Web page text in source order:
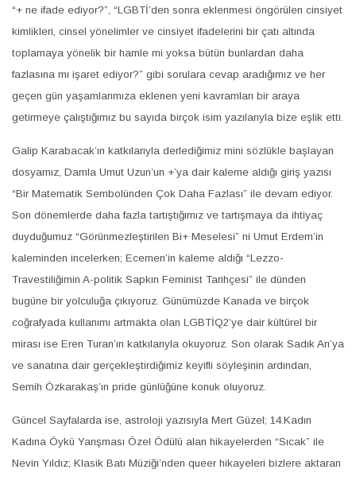
“+ ne ifade ediyor?”, “LGBTİ’den sonra eklenmesi öngörülen cinsiyet
kimlikleri, cinsel yönelimler ve cinsiyet ifadelerini bir çatı altında
toplamaya yönelik bir hamle mi yoksa bütün bunlardan daha
fazlasına mı işaret ediyor?” gibi sorulara cevap aradığımız ve her
geçen gün yaşamlarımıza eklenen yeni kavramları bir araya
getirmeye çalıştığımız bu sayıda birçok isim yazılarıyla bize eşlik etti.
Galip Karabacak’ın katkılarıyla derlediğimiz mini sözlükle başlayan
dosyamız, Damla Umut Uzun’un +’ya dair kaleme aldığı giriş yazısı
“Bir Matematik Sembolünden Çok Daha Fazlası” ile devam ediyor.
Son dönemlerde daha fazla tartıştığımız ve tartışmaya da ihtiyaç
duyduğumuz “Görünmezleştirilen Bi+ Meselesi” ni Umut Erdem’in
kaleminden incelerken; Ecemen’in kaleme aldığı “Lezzo-
Travestiliğimin A-politik Sapkın Feminist Tarihçesi” ile dünden
bugüne bir yolculuğa çıkıyoruz. Günümüzde Kanada ve birçok
coğrafyada kullanımı artmakta olan LGBTİQ2’ye dair kültürel bir
mirası ise Eren Turan’ın katkılarıyla okuyoruz. Son olarak Sadık Arı’ya
ve sanatına dair gerçekleştirdiğimiz keyifli söyleşinin ardından,
Semih Özkarakaş’ın pride günlüğüne konuk oluyoruz.
Güncel Sayfalarda ise, astroloji yazısıyla Mert Güzel; 14.Kadın
Kadına Öykü Yarışması Özel Ödülü alan hikayelerden “Sıcak” ile
Nevin Yıldız; Klasik Batı Müziği’nden queer hikayeleri bizlere aktaran